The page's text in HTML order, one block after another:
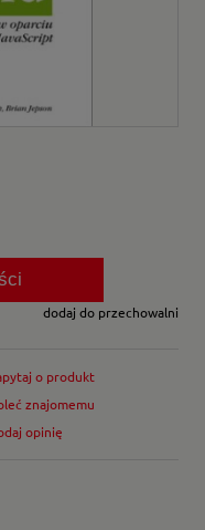
dodaj do przechowalni
o produkt
znajomemu
opinię